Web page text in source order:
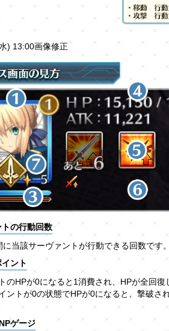
) 13:00画像修正
の行動回数
に当該サーヴァントが行動できる回数です
ント
のHPが0になると1消費され、HPが全回復
ントが0の状態でHPが0になると、撃破さ
ゲージ